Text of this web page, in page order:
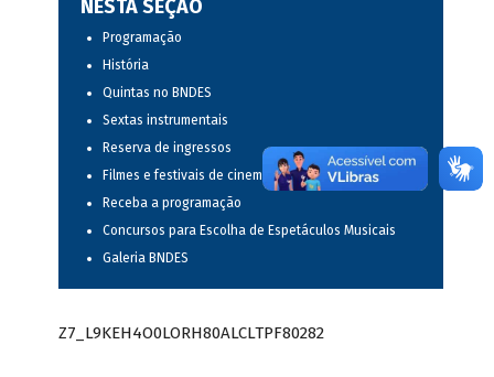
NESTA SEÇÃO
Programação
História
Quintas no BNDES
Sextas instrumentais
Reserva de ingressos
Filmes e festivais de cinema
Receba a programação
Concursos para Escolha de Espetáculos Musicais
Galeria BNDES
Z7_L9KEH4O0LORH80ALCLTPF80282